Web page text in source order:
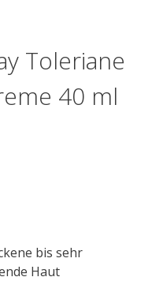
Toleriane
40 ml
bis sehr
Haut